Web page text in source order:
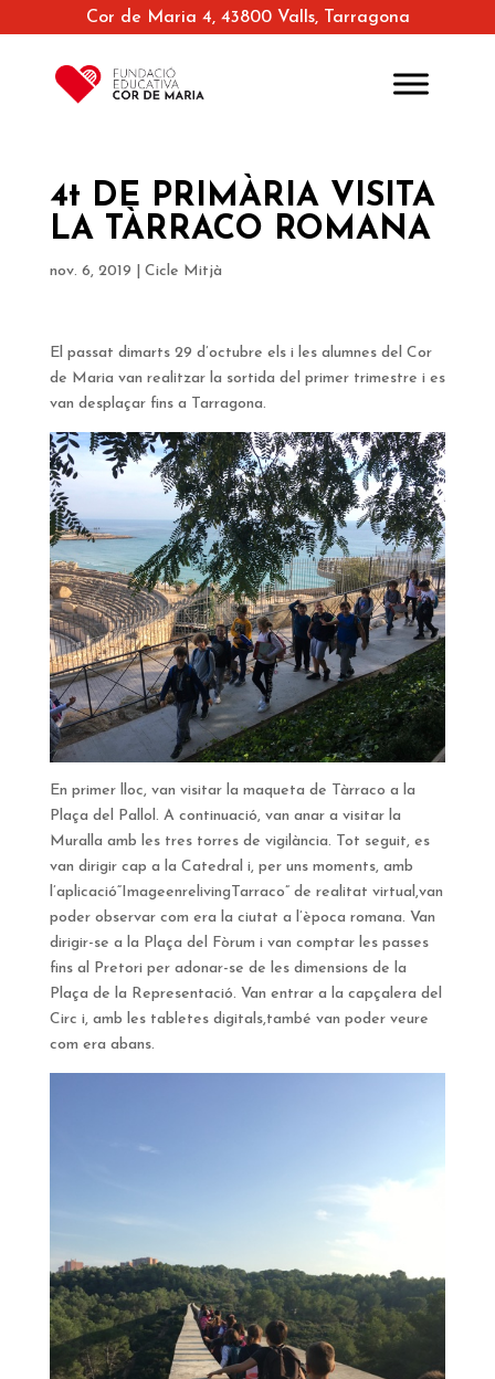
Cor de Maria 4, 43800 Valls, Tarragona
4t DE PRIMÀRIA VISITA
LA TÀRRACO ROMANA
nov. 6, 2019 Cicle Mitjà
El passat dimarts 29 d’octubre els i les alumnes del Cor
de Maria van realitzar la sortida del primer trimestre i es
van desplaçar fins a Tarragona.
En primer lloc, van visitar la maqueta de Tàrraco a la
Plaça del Pallol. A continuació, van anar a visitar la
Muralla amb les tres torres de vigilància. Tot seguit, es
van dirigir cap a la Catedral i, per uns moments, amb
l’aplicació“ImageenrelivingTarraco” de realitat virtual,van
poder observar com era la ciutat a l’època romana. Van
dirigir-se a la Plaça del Fòrum i van comptar les passes
fins al Pretori per adonar-se de les dimensions de la
Plaça de la Representació. Van entrar a la capçalera del
Circ i, amb les tabletes digitals,també van poder veure
com era abans.